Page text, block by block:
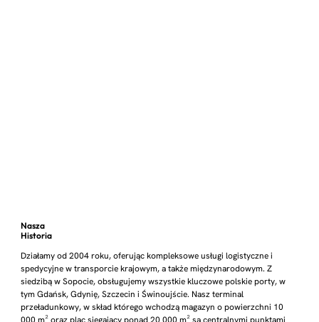
Nasza
Historia
Działamy od 2004 roku, oferując kompleksowe usługi logistyczne i
spedycyjne w transporcie krajowym, a także międzynarodowym. Z
siedzibą w Sopocie, obsługujemy wszystkie kluczowe polskie porty, w
tym Gdańsk, Gdynię, Szczecin i Świnoujście. Nasz terminal
przeładunkowy, w skład którego wchodzą magazyn o powierzchni 10
000 m² oraz plac sięgający ponad 20 000 m² są centralnymi punktami